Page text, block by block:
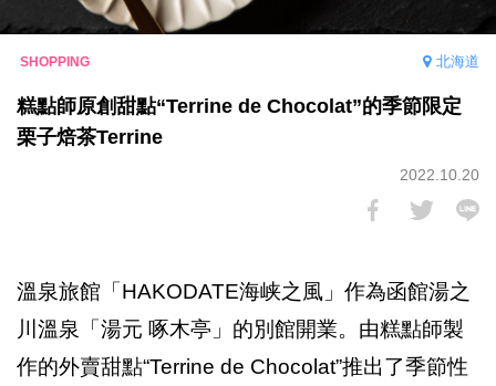
北海道
糕點師原創甜點“Terrine de Chocolat”的季節限定
栗子焙茶Terrine
2022.10.20
溫泉旅館「HAKODATE海峡之風」作為函館湯之
川溫泉「湯元 啄木亭」的別館開業。由糕點師製
作的外賣甜點“Terrine de Chocolat”推出了季節性